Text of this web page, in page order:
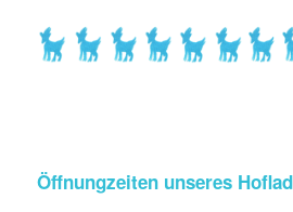
Öffnungzeiten unseres